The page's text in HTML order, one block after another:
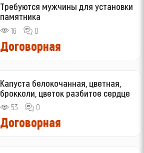
Требуются мужчины для установки
памятника
16 0
Договорная
Капуста белокочанная, цветная,
брокколи, цветок разбитое сердце
53 0
Договорная